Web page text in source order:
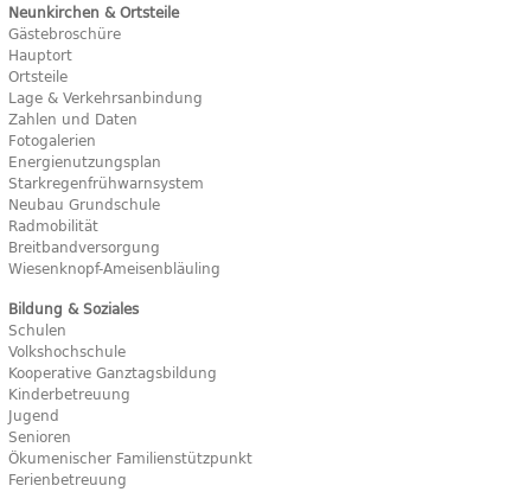
Neunkirchen & Ortsteile
Gästebroschüre
Hauptort
Ortsteile
Lage & Verkehrsanbindung
Zahlen und Daten
Fotogalerien
Energienutzungsplan
Starkregenfrühwarnsystem
Neubau Grundschule
Radmobilität
Breitbandversorgung
Wiesenknopf-Ameisenbläuling
Bildung & Soziales
Schulen
Volkshochschule
Kooperative Ganztagsbildung
Kinderbetreuung
Jugend
Senioren
Ökumenischer Familienstützpunkt
Ferienbetreuung